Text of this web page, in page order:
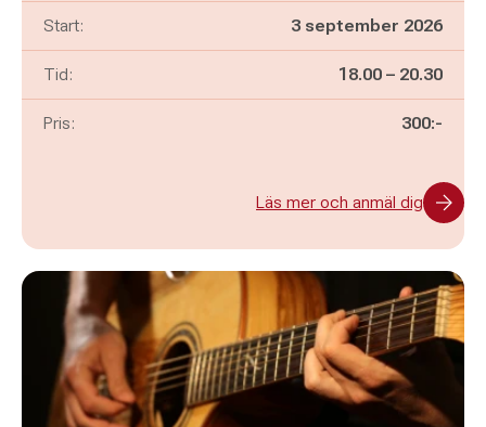
Start: 3 september 2026
Tid: Pågår mellan
18.00 – och
20.30
Pris: 300:-
Läs mer och anmäl dig